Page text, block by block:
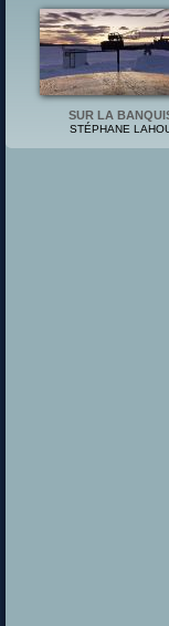
SUR LA
STÉPHANE